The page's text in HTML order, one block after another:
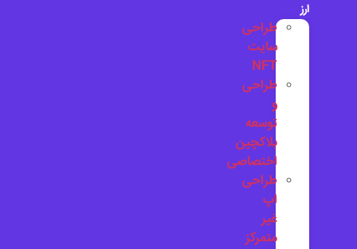
ارز
طراحی
سایت
NFT
طراحی
توسعه
بلاکچین
اختصاصی
طراحی
اپ
غیر
متمرکز